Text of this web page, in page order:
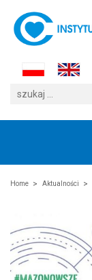
Home Aktualności